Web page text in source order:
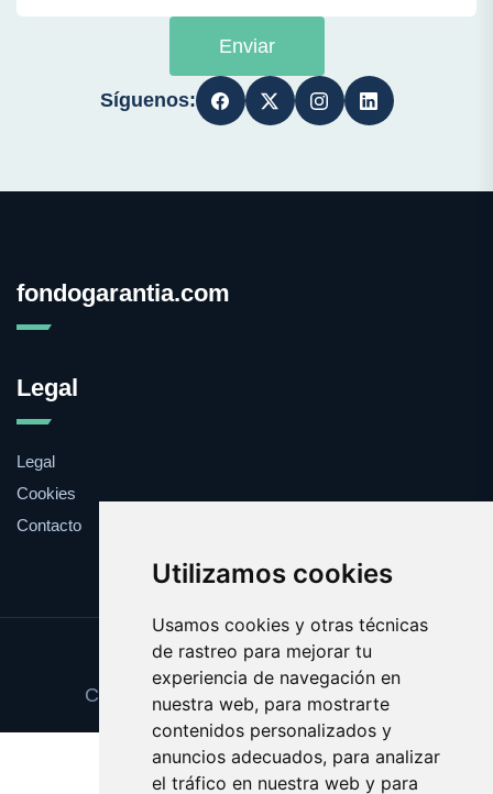
Utilizamos cookies
Usamos cookies y otras técnicas
de rastreo para mejorar tu
experiencia de navegación en
nuestra web, para mostrarte
contenidos personalizados y
anuncios adecuados, para analizar
el tráfico en nuestra web y para
Enviar
Síguenos:
fondogarantia.com
Legal
Legal
Cookies
Contacto
Update cookies preferences
Copyright © 2025 fondogarantia.com